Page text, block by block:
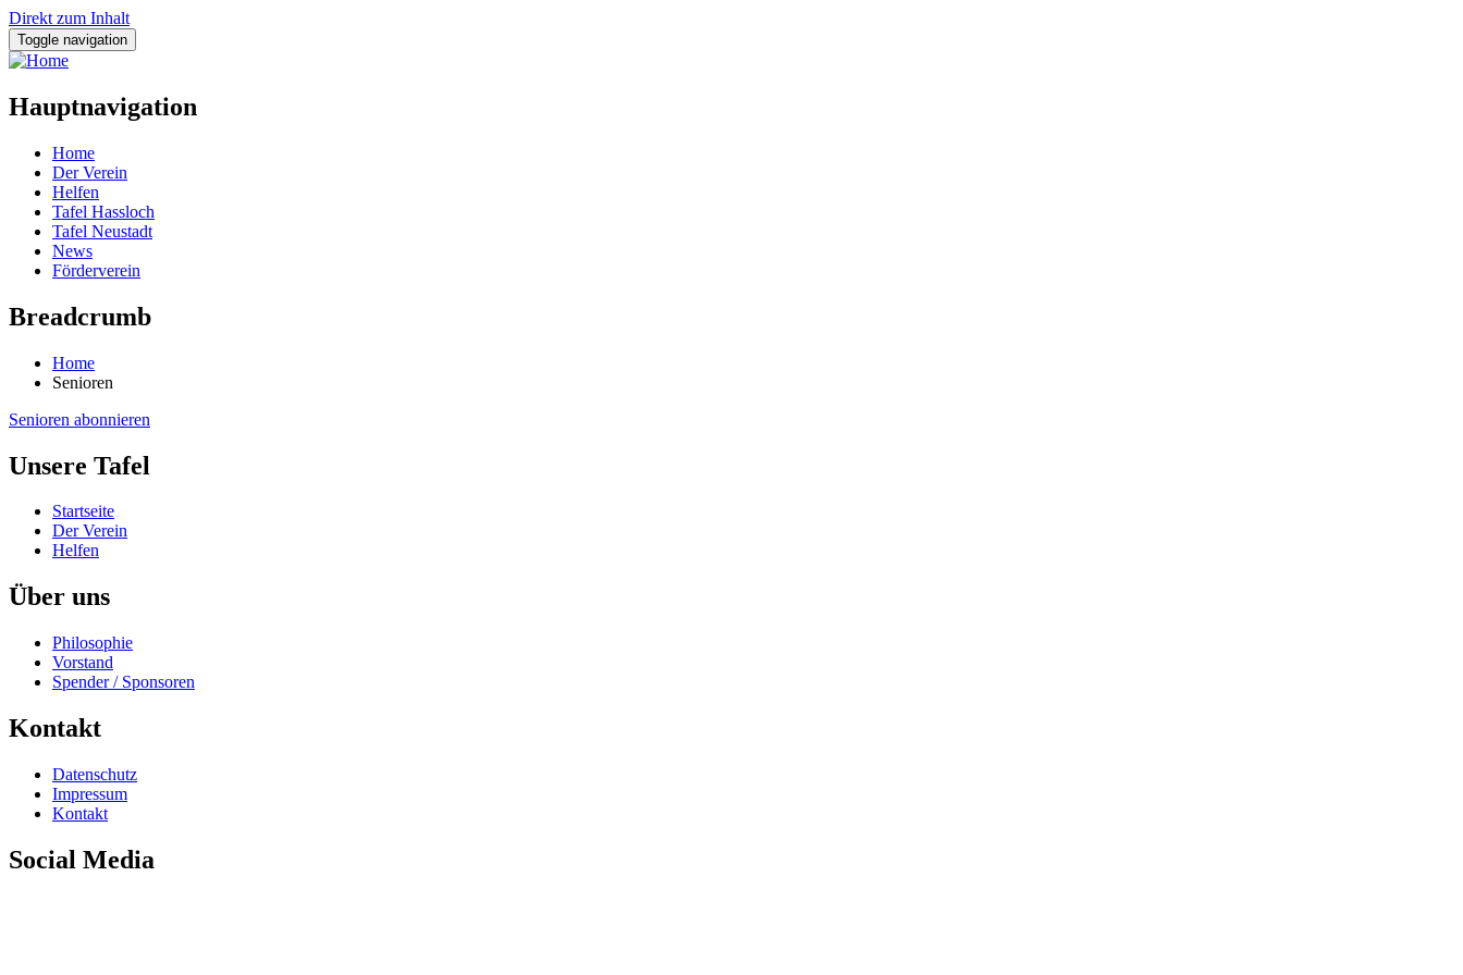
Direkt zum Inhalt
Toggle navigation
Hauptnavigation
Home
Der Verein
Helfen
Tafel Hassloch
Tafel Neustadt
News
Förderverein
Breadcrumb
Home
Senioren
Senioren abonnieren
Unsere Tafel
Startseite
Der Verein
Helfen
Über uns
Philosophie
Vorstand
Spender / Sponsoren
Kontakt
Datenschutz
Impressum
Kontakt
Social Media